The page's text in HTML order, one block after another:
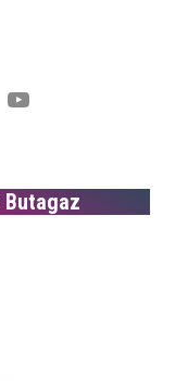
YouTube
Butagaz